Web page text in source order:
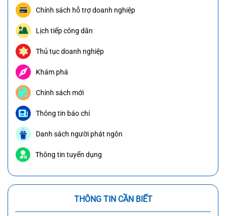
Chính sách hỗ trợ doanh nghiệp
Lịch tiếp công dân
Thủ tục doanh nghiệp
Khám phá
Chính sách mới
Thông tin báo chí
Danh sách người phát ngôn
Thông tin tuyển dụng
THÔNG TIN CẦN BIẾT